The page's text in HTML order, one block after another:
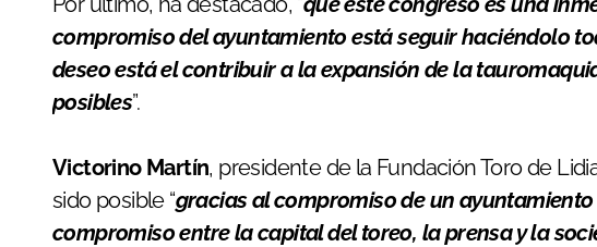
compromiso del ayuntamiento está seguir haciéndolo
deseo está el contribuir a la expansión de la
posibles”.
Victorino Martín, presidente de la Fundación Toro de
sido posible “gracias al compromiso de un
compromiso entre la capital del toreo, la prensa y la